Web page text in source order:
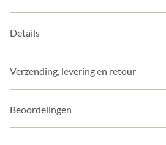
Details
Verzending, levering en retour
Beoordelingen